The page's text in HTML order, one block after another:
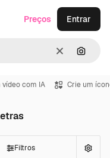
Limpar
Preços Entrar
vídeo com IA Crie um
Filtros